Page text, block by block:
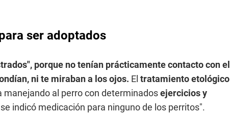
ser adoptados
porque no tenían prácticamente contacto con el
ni te miraban a los ojos. El tratamiento etológico
al perro con determinadosejercicios y
indicó medicación para ninguno de los perritos".